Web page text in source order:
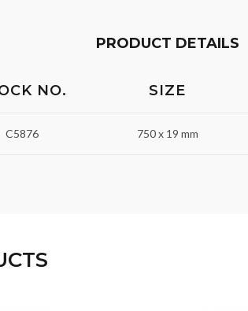
PRODUCT DETAILS
NO. SIZE
C5876 750 x 19 mm